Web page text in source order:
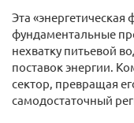
Эта
фундаментальные
нехватку питьевой
поставок энергии.
сектор, превращая
самодостаточный